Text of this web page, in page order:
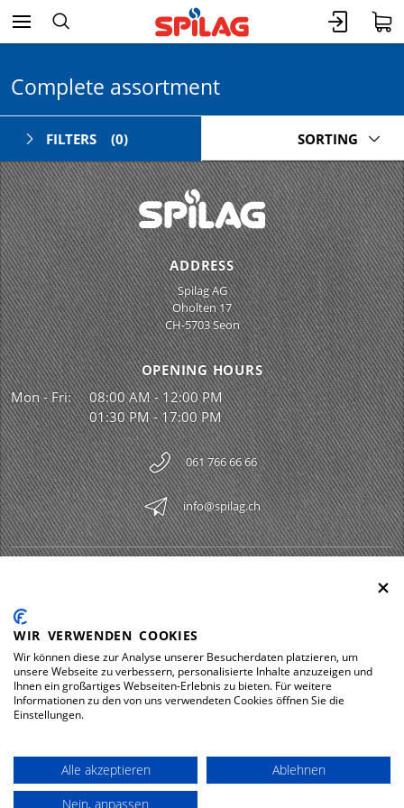
Complete assortment
FILTERS (0) SORTING
ADDRESS
Spilag AG
Oholten 17
CH-5703 Seon
OPENING HOURS
Mon - Fri:
08:00 AM - 12:00 PM
01:30 PM - 17:00 PM
061 766 66 66
info@spilag.ch
LEGAL
DOWNLOADS
© 2026 Spilag AG
WIR VERWENDEN COOKIES
Wir können diese zur Analyse unserer Besucherdaten platzieren, um
unsere Webseite zu verbessern, personalisierte Inhalte anzuzeigen und
Ihnen ein großartiges Webseiten-Erlebnis zu bieten. Für weitere
Informationen zu den von uns verwendeten Cookies öffnen Sie die
Einstellungen.
Alle akzeptieren
Ablehnen
Nein, anpassen